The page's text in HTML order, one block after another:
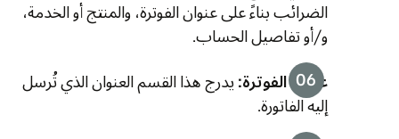
الضرائب بناءً على عنوان الفوترة، والمنتج أو الخدمة،
و/أو تفاصيل الحساب.
عنوان الفوترة: يدرج هذا القسم العنوان الذي تُرسل
إليه الفاتورة.